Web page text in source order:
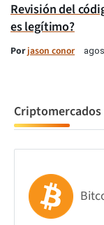
Revisión del
es legítimo?
Porjason conor